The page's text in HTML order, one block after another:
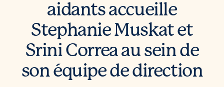
aidants accueille
Stephanie Muskat et
Srini Correa au sein de
son équipe de direction